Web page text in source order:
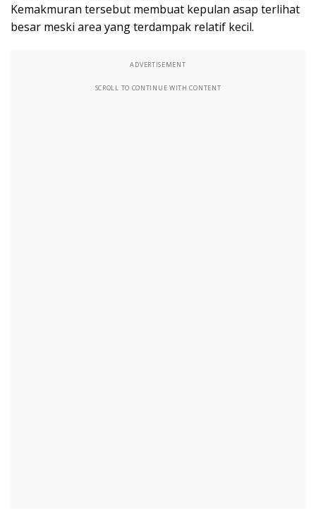
Kemakmuran tersebut membuat kepulan asap terlihat
besar meski area yang terdampak relatif kecil.
ADVERTISEMENT
SCROLL TO CONTINUE WITH CONTENT